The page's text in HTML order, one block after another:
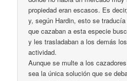
propiedad eran escasos. Es
y, según Hardin, esto se
que cazaban a esta especie
y les trasladaban a los demás
actividad.
Aunque se multe a los
sea la única solución que se